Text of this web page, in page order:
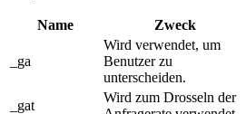
Name Zweck
_ga
Wird verwendet, um
Benutzer zu
unterscheiden.
_gat
Wird zum Drosseln der